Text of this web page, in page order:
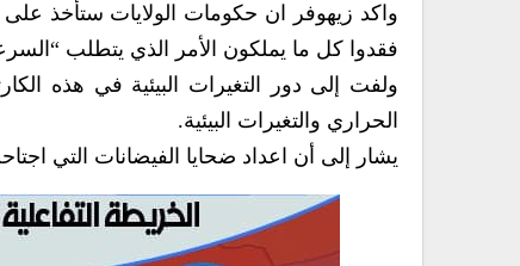
واكد زيهوفر ان حكومات الولايات ستأخذ
فقدوا كل ما يملكون الأمر الذي يتطلب
ولفت إلى دور التغيرات البيئية في هذه
الحراري والتغيرات البيئية.
يشار إلى أن اعداد ضحايا الفيضانات التي اجتاحت